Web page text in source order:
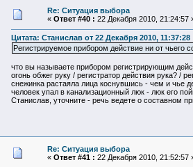
Re: Ситуация выбора
« Ответ #40 : 22 Декабря 2010, 21:24:57
Цитата: Станислав от 22 Декабря 2010, 11:37:28
Регистрируемое прибором действие ни от чьего
что вы называете прибором регистрирующим
огонь обжег руку / регистратор действия рука? /
снежинка растаяла лица коснувшись - чем и чье
человек упал в канализационный люк - люк его
Станислав, уточните - речь ведете о составном
Re: Ситуация выбора
« Ответ #41 : 22 Декабря 2010, 21:52:57